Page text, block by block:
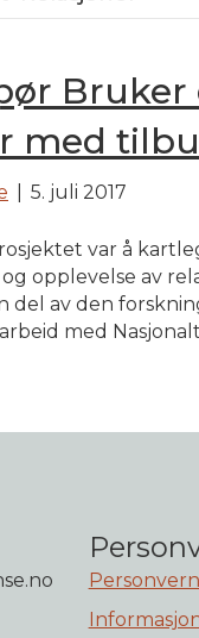
Bruker
med
5. juli 2017
var å
og opplevelse av
del av den
med